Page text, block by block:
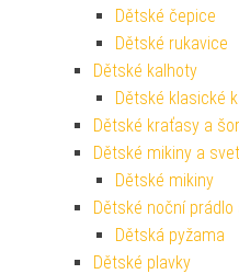
Dětské čepice
Dětské rukavice
Dětské kalhoty
Dětské klasické
Dětské kraťasy a
Dětské mikiny a
Dětské mikiny
Dětské noční prádlo
Dětská pyžama
Dětské plavky